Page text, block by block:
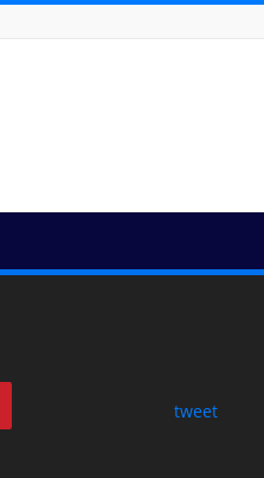
tweet